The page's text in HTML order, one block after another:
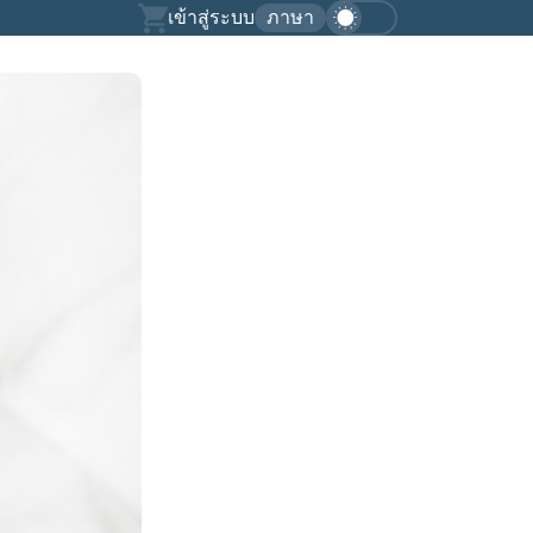
เข้าสู่ระบบ ภาษา